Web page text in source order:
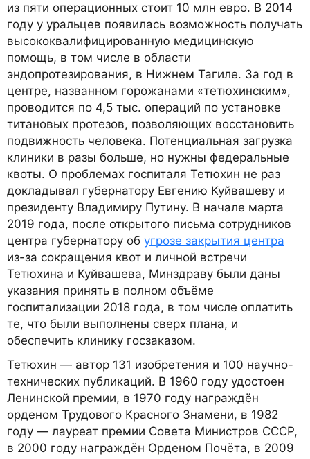
из пяти операционных стоит 10 млн евро. В 2014
году у уральцев появилась возможность получать
высококвалифицированную медицинскую
помощь, в том числе в области
эндопротезирования, в Нижнем Тагиле. За год в
центре, названном горожанами «тетюхинским»,
проводится по 4,5 тыс. операций по установке
титановых протезов, позволяющих восстановить
подвижность человека. Потенциальная загрузка
клиники в разы больше, но нужны федеральные
квоты. О проблемах госпиталя Тетюхин не раз
докладывал губернатору Евгению Куйвашеву и
президенту Владимиру Путину. В начале марта
2019 года, после открытого письма сотрудников
центра губернатору об угрозе закрытия центра
из-за сокращения квот и личной встречи
Тетюхина и Куйвашева, Минздраву были даны
указания принять в полном объёме
госпитализации 2018 года, в том числе оплатить
те, что были выполнены сверх плана, и
обеспечить клинику госзаказом.
Тетюхин — автор 131 изобретения и 100 научно-
технических публикаций. В 1960 году удостоен
Ленинской премии, в 1970 году награждён
орденом Трудового Красного Знамени, в 1982
году — лауреат премии Совета Министров СССР,
в 2000 году награждён Орденом Почёта, в 2009